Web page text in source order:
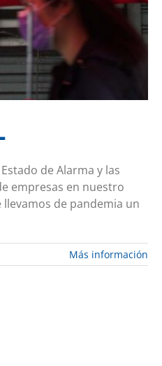
de Alarma y las
empresas en nuestro
llevamos de pandemia un
Más información